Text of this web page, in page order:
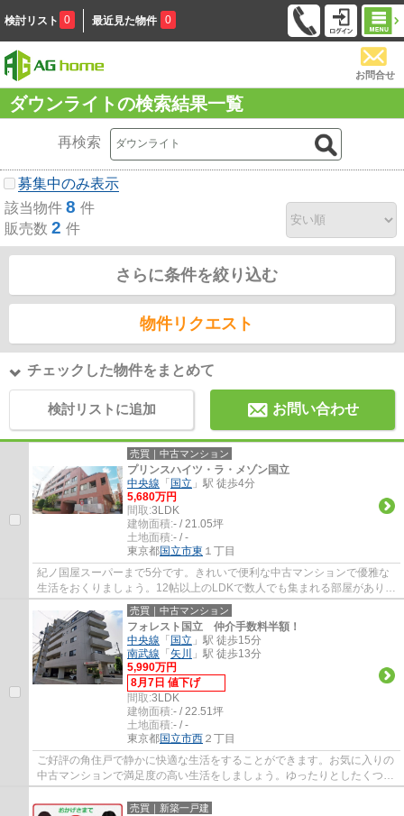
検討リスト 0 最近見た物件 0
お問合せ
ダウンライトの検索結果一覧
再検索
募集中のみ表示
該当物件 8 件
販売数 2 件
さらに条件を絞り込む
物件リクエスト
チェックした物件をまとめて
検討リストに追加 お問い合わせ
売買｜中古マンション
プリンスハイツ・ラ・メゾン国立
中央線 「 国立 」駅 徒歩4分
5,680万円
間取:3LDK
建物面積:- / 21.05坪
土地面積:- / -
東京都国立市東 １丁目
紀ノ国屋スーパーまで5分です。きれいで便利な中古マンションで優雅な
生活をおくりましょう。12帖以上のLDKで数人でも集まれる部屋がありま
す。オートロック付き物件なので、安心して...
売買｜中古マンション
フォレスト国立 仲介手数料半額！
中央線 「 国立 」駅 徒歩15分
南武線 「 矢川
」駅 徒歩13分
5,990万円
8月7日 値下げ
間取:3LDK
建物面積:- / 22.51坪
土地面積:- / -
東京都国立市西 ２丁目
ご好評の角住戸で静かに快適な生活をすることができます。お気に入りの
中古マンションで満足度の高い生活をしましょう。ゆったりとしたくつろ
ぎの空間のある、3LDKの物件です。エージ...
売買｜新築一戸建